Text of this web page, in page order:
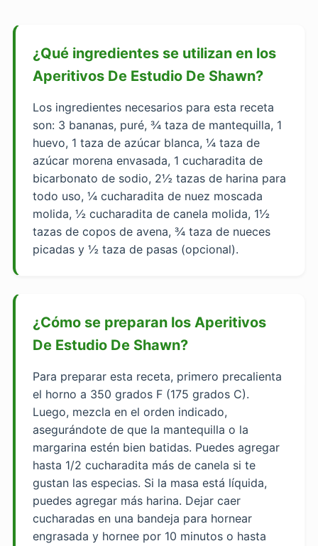
¿Qué ingredientes se utilizan en los
Aperitivos De Estudio De Shawn?
Los ingredientes necesarios para esta receta
son: 3 bananas, puré, ¾ taza de mantequilla, 1
huevo, 1 taza de azúcar blanca, ¼ taza de
azúcar morena envasada, 1 cucharadita de
bicarbonato de sodio, 2½ tazas de harina para
todo uso, ¼ cucharadita de nuez moscada
molida, ½ cucharadita de canela molida, 1½
tazas de copos de avena, ¾ taza de nueces
picadas y ½ taza de pasas (opcional).
¿Cómo se preparan los Aperitivos
De Estudio De Shawn?
Para preparar esta receta, primero precalienta
el horno a 350 grados F (175 grados C).
Luego, mezcla en el orden indicado,
asegurándote de que la mantequilla o la
margarina estén bien batidas. Puedes agregar
hasta 1/2 cucharadita más de canela si te
gustan las especias. Si la masa está líquida,
puedes agregar más harina. Dejar caer
cucharadas en una bandeja para hornear
engrasada y hornee por 10 minutos o hasta